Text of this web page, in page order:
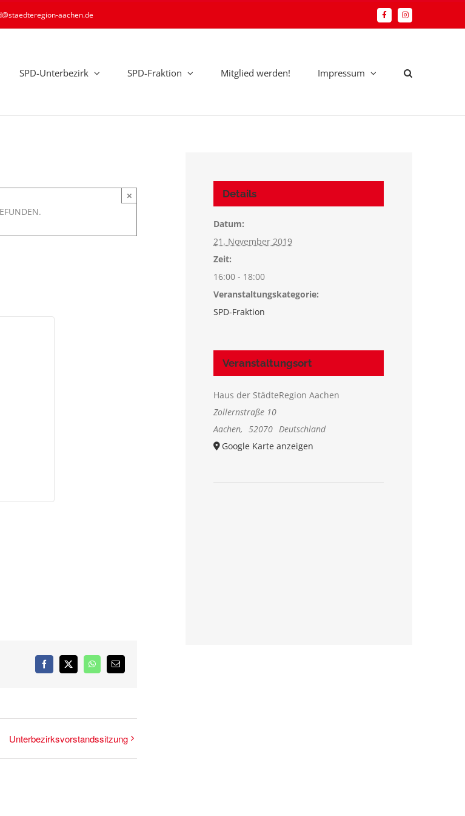
aachen.de FacebookInstagram
SPD-Unterbezirk SPD-Fraktion Mitglied werden! Impressum
×
Facebook
X WhatsApp
E-
Mail
Unterbezirksvorstandssitzung
Details
Datum:
21. November 2019
Zeit:
16:00 - 18:00
Veranstaltungskategorie:
SPD-Fraktion
Veranstaltungsort
Haus der StädteRegion Aachen
Zollernstraße 10
Aachen, 52070 Deutschland
Google Karte anzeigen